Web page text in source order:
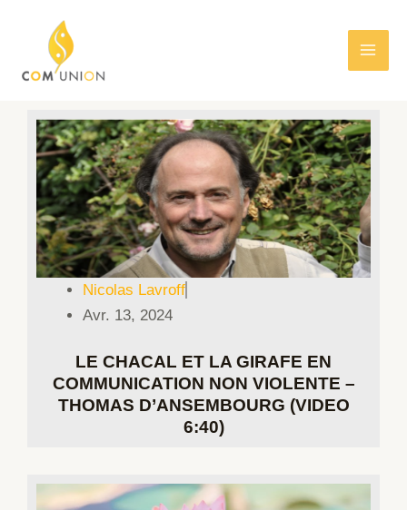
Nicolas Lavroff
Avr. 13, 2024
LE CHACAL ET LA GIRAFE EN
COMMUNICATION NON VIOLENTE –
THOMAS D’ANSEMBOURG (VIDEO
6:40)